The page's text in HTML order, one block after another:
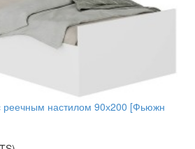
настилом 90х200 [Фьюжн